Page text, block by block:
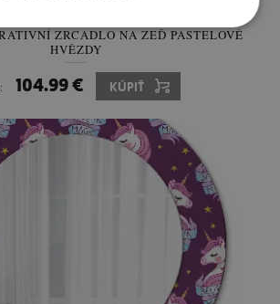
ZRCADLO NA ZEĎ PASTELOVÉ
HVĚZDY
104.99 € KÚPIŤ